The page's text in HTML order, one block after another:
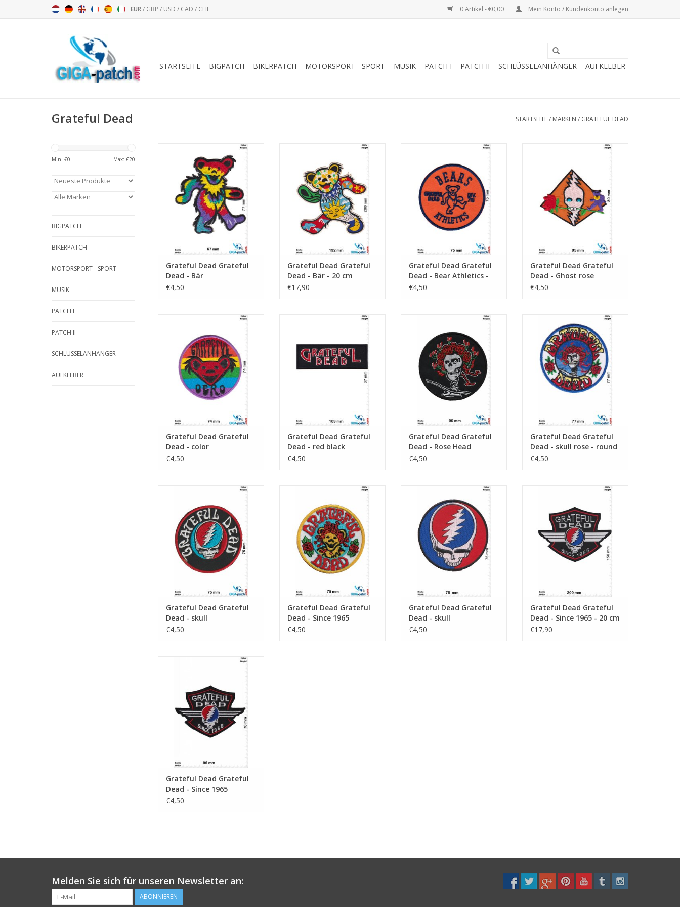
EUR/ GBP / USD / CAD / CHF 0 Artikel - €0,00 Mein Konto / Kundenkonto anlegen
STARTSEITE BIGPATCH BIKERPATCH MOTORSPORT - SPORT MUSIK PATCH I PATCH II SCHLÜSSELANHÄNGER AUFKLEBER
Grateful Dead STARTSEITE/ MARKEN / GRATEFUL DEAD
Min: €0 Max: €20
BIGPATCH
BIKERPATCH
MOTORSPORT - SPORT
MUSIK
PATCH I
PATCH II
SCHLÜSSELANHÄNGER
AUFKLEBER
ZUM WARENKORB HINZUFÜGEN
Grateful Dead Grateful
Dead - Bär
€4,50
Grateful Dead - Bär - 20 cm
ZUM WARENKORB HINZUFÜGEN
Grateful Dead Grateful
Dead - Bär - 20 cm
€17,90
Grateful Dead - Bear Athletics -
ZUM WARENKORB HINZUFÜGEN
Grateful Dead Grateful
Dead - Bear Athletics -
Div 710
€4,50
Grateful Dead - Ghost rose
ZUM WARENKORB HINZUFÜGEN
Grateful Dead Grateful
Dead - Ghost rose
€4,50
Grateful Dead - color
ZUM WARENKORB HINZUFÜGEN
Grateful Dead Grateful
Dead - color
€4,50
Grateful Dead - red black
ZUM WARENKORB HINZUFÜGEN
Grateful Dead Grateful
Dead - red black
€4,50
Grateful Dead - Rose Head
ZUM WARENKORB HINZUFÜGEN
Grateful Dead Grateful
Dead - Rose Head
€4,50
Grateful Dead - skull rose - round
ZUM WARENKORB HINZUFÜGEN
Grateful Dead Grateful
Dead - skull rose - round
€4,50
Grateful Dead - skull
ZUM WARENKORB HINZUFÜGEN
Grateful Dead Grateful
Dead - skull
€4,50
Grateful Dead - Since 1965
ZUM WARENKORB HINZUFÜGEN
Grateful Dead Grateful
Dead - Since 1965
€4,50
Grateful Dead - skull
ZUM WARENKORB HINZUFÜGEN
Grateful Dead Grateful
Dead - skull
€4,50
Grateful Dead - Since 1965 - 20
ZUM WARENKORB HINZUFÜGEN
Grateful Dead Grateful
Dead - Since 1965 - 20 cm
€17,90
Grateful Dead - Since 1965
ZUM WARENKORB HINZUFÜGEN
Grateful Dead Grateful
Dead - Since 1965
€4,50
Melden Sie sich für unseren Newsletter an:
ABONNIEREN